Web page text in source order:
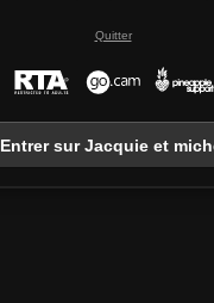
Rodalinda
Quitter
Entrer sur Jacquie et